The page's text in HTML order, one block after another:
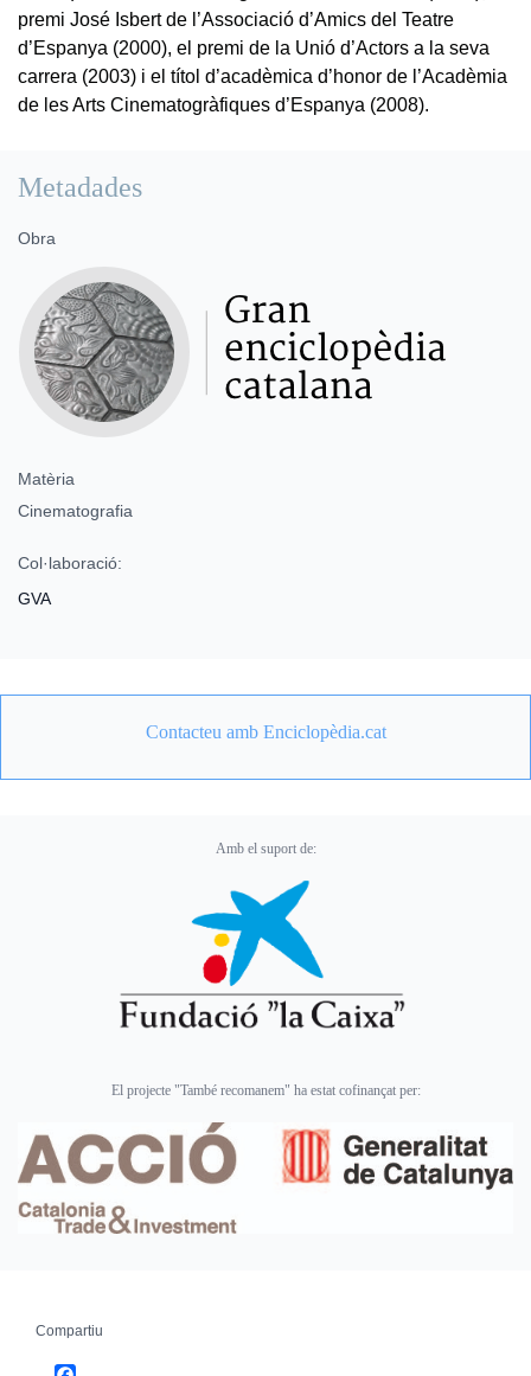
premi José Isbert de l’Associació d’Amics del Teatre
d’Espanya (2000), el premi de la Unió d’Actors a la seva
carrera (2003) i el títol d’acadèmica d’honor de l’Acadèmia
de les Arts Cinematogràfiques d’Espanya (2008).
Metadades
Obra
Matèria
Cinematografia
Col·laboració:
GVA
Contacteu amb Enciclopèdia.cat
Amb el suport de:
El projecte "També recomanem" ha estat cofinançat per:
Compartiu